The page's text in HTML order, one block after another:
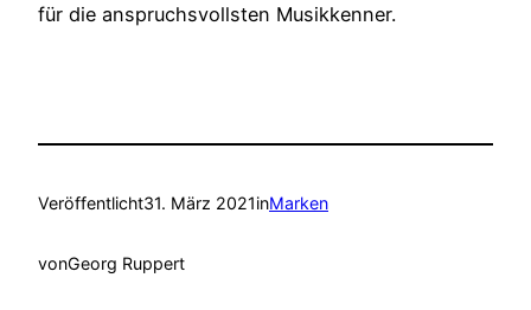
für die anspruchsvollsten Musikkenner.
Veröffentlicht31. März 2021inMarken
vonGeorg Ruppert